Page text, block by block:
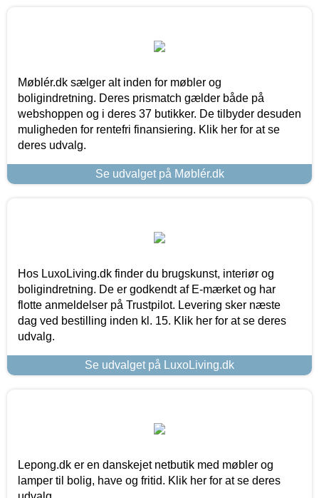
Møblér.dk sælger alt inden for møbler og
boligindretning. Deres prismatch gælder både på
webshoppen og i deres 37 butikker. De tilbyder desuden
muligheden for rentefri finansiering. Klik her for at se
deres udvalg.
Se udvalget på Møblér.dk
Hos LuxoLiving.dk finder du brugskunst, interiør og
boligindretning. De er godkendt af E-mærket og har
flotte anmeldelser på Trustpilot. Levering sker næste
dag ved bestilling inden kl. 15. Klik her for at se deres
udvalg.
Se udvalget på LuxoLiving.dk
Lepong.dk er en danskejet netbutik med møbler og
lamper til bolig, have og fritid. Klik her for at se deres